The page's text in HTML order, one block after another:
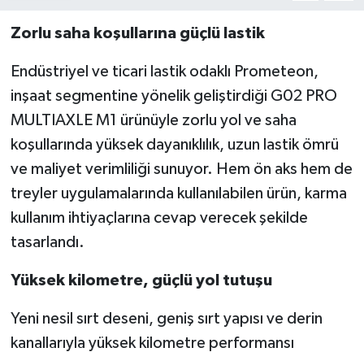
Zorlu saha koşullarına güçlü lastik
Endüstriyel ve ticari lastik odaklı Prometeon,
inşaat segmentine yönelik geliştirdiği G02 PRO
MULTIAXLE M1 ürünüyle zorlu yol ve saha
koşullarında yüksek dayanıklılık, uzun lastik ömrü
ve maliyet verimliliği sunuyor. Hem ön aks hem de
treyler uygulamalarında kullanılabilen ürün, karma
kullanım ihtiyaçlarına cevap verecek şekilde
tasarlandı.
Yüksek kilometre, güçlü yol tutuşu
Yeni nesil sırt deseni, geniş sırt yapısı ve derin
kanallarıyla yüksek kilometre performansı